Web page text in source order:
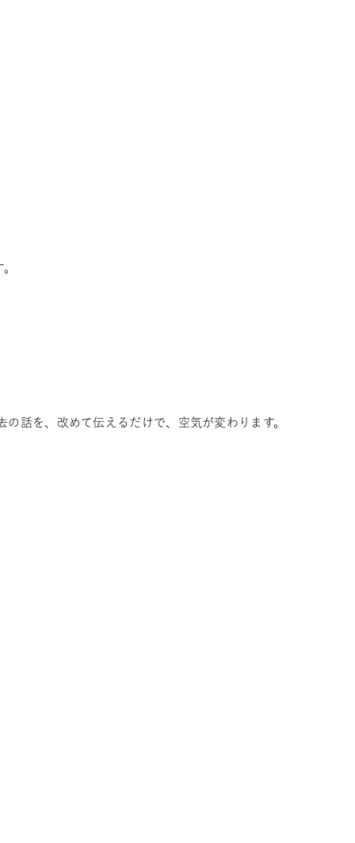
話を、改めて伝えるだけで、空気が変わります。